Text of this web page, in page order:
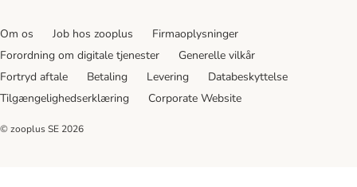
Om os Job hos zooplus
Firmaoplysninger
Forordning om digitale tjenester
Generelle vilkår
Fortryd aftale
Betaling Levering
Databeskyttelse
Tilgængelighedserklæring
Corporate Website
© zooplus SE 2026